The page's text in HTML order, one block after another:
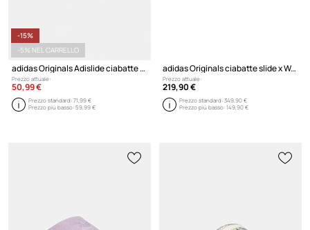
-15%
-5% NEL CARRELLO
adidas Originals Adislide ciabatte slide
Prezzo attuale:
50,99 €
Prezzo standard:71,99 €
Prezzo più basso:59,99 €
adidas Originals ciabatte slide x Wales Bonner Adilette
Prezzo attuale:
219,90 €
Prezzo standard:349,90 €
Prezzo più basso:149,90 €